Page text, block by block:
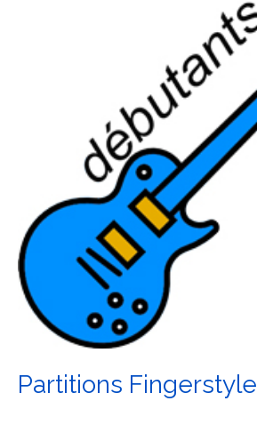
Partitions Fingerstyle